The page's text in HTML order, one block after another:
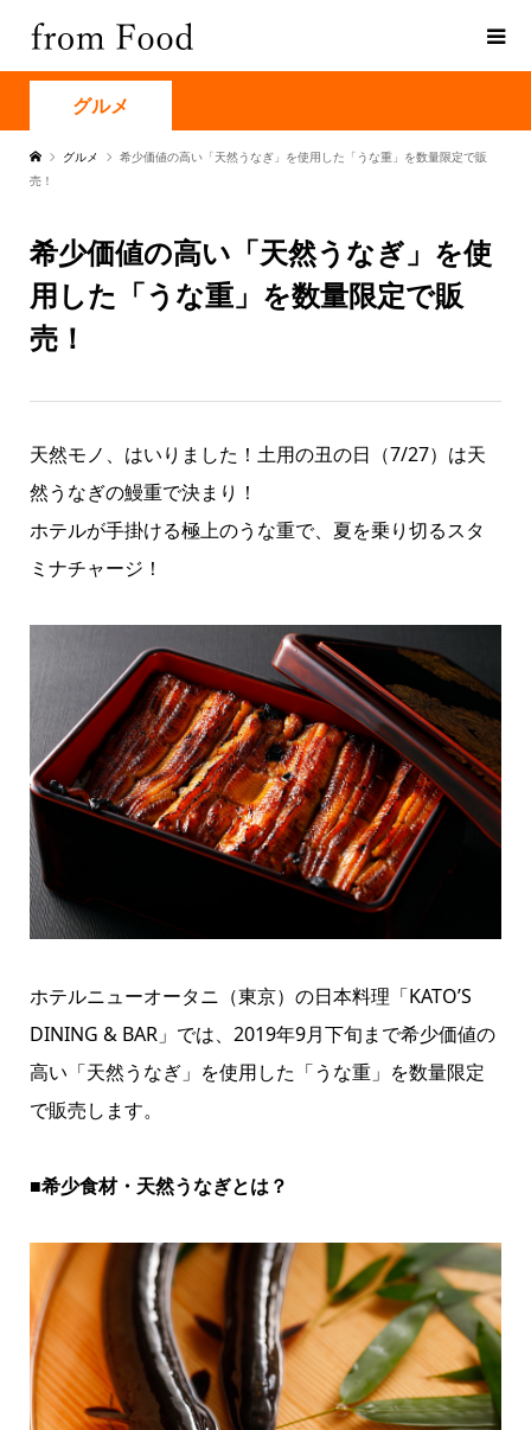
グルメ
グルメ
希少価値の高い「天然うなぎ」を使用した「うな重」を数量限定で販
売！
希少価値の高い「天然うなぎ」を使
用した「うな重」を数量限定で販
売！
天然モノ、はいりました！土用の丑の日（7/27）は天
然うなぎの鰻重で決まり！
ホテルが手掛ける極上のうな重で、夏を乗り切るスタ
ミナチャージ！
ホテルニューオータニ（東京）の日本料理「KATO’S
DINING & BAR」では、2019年9月下旬まで希少価値の
高い「天然うなぎ」を使用した「うな重」を数量限定
で販売します。
■希少食材・天然うなぎとは？